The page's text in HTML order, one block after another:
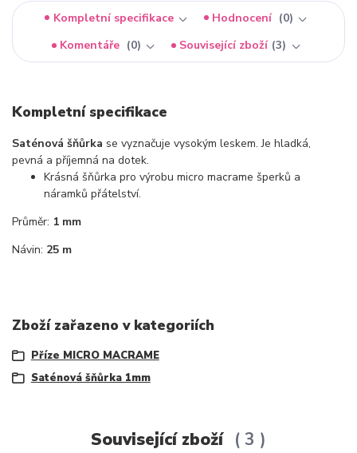
Kompletní specifikace Hodnocení
0
Komentáře
0 Související zboží 3
Kompletní specifikace
Saténová šňůrka se vyznačuje vysokým leskem. Je hladká,
pevná a příjemná na dotek.
Krásná šňůrka pro výrobu micro macrame šperků a
náramků přátelství.
Průměr: 1 mm
Návin: 25 m
Zboží zařazeno v kategoriích
Příze MICRO MACRAME
Saténová šňůrka 1mm
Související zboží 3